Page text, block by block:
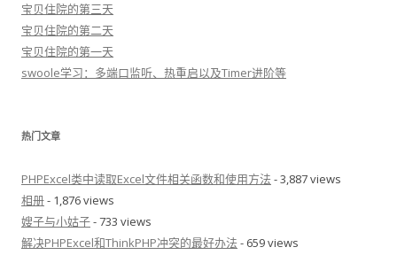
宝贝住院的第三天
宝贝住院的第二天
宝贝住院的第一天
swoole学习：多端口监听、热重启以及Timer进阶等
热门文章
PHPExcel类中读取Excel文件相关函数和使用方法 - 3,887 views
相册- 1,876 views
嫂子与小姑子- 733 views
解决PHPExcel和ThinkPHP冲突的最好办法 - 659 views